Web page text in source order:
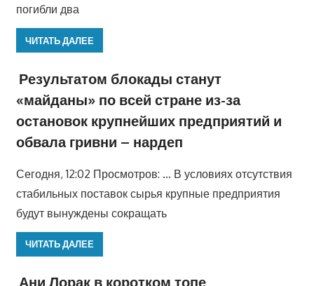
погибли два
ЧИТАТЬ ДАЛЕЕ
Результатом блокады станут
«майданы» по всей стране из-за
остановок крупнейших предприятий и
обвала гривни – нардеп
Сегодня, 12:02 Просмотров: … В условиях отсутствия
стабильных поставок сырья крупные предприятия
будут вынуждены сокращать
ЧИТАТЬ ДАЛЕЕ
Ани Лорак в коротком топе